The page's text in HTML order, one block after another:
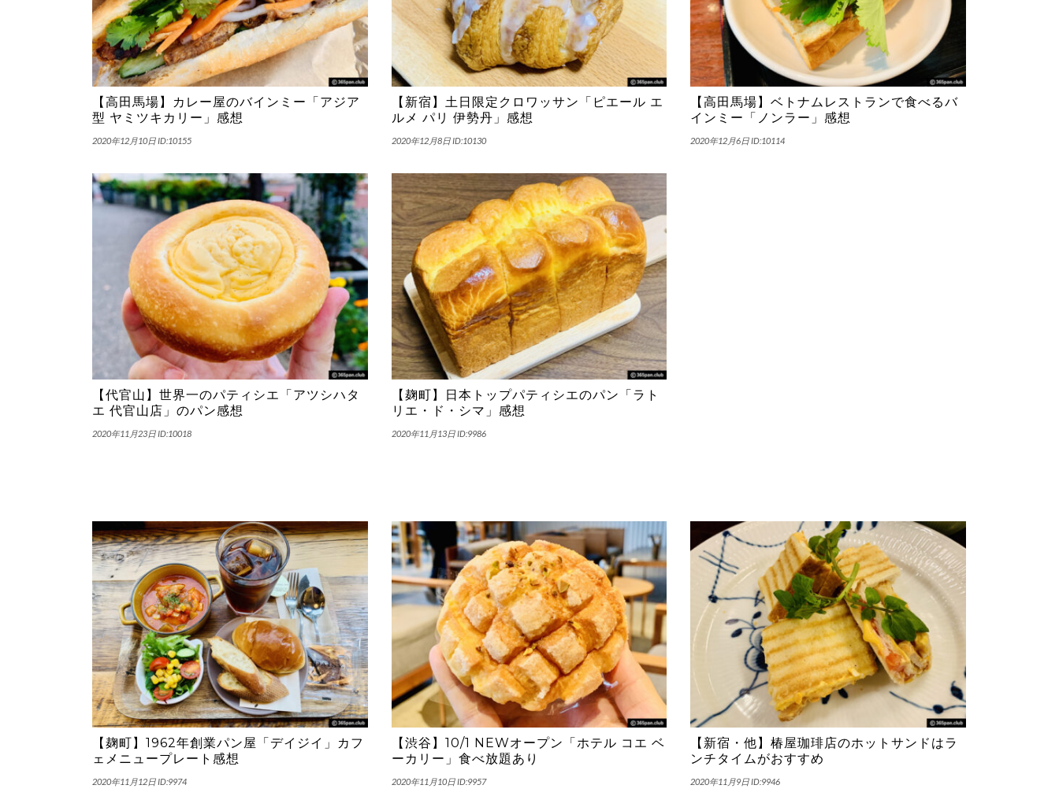
【高田馬場】カレー屋のバインミー「アジア
型 ヤミツキカリー」感想
2020年12月10日 ID:10155
【新宿】土日限定クロワッサン「ピエール エ
ルメ パリ 伊勢丹」感想
2020年12月8日 ID:10130
【高田馬場】ベトナムレストランで食べるバ
インミー「ノンラー」感想
2020年12月6日 ID:10114
【代官山】世界一のパティシエ「アツシハタ
エ 代官山店」のパン感想
2020年11月23日 ID:10018
【麹町】日本トップパティシエのパン「ラト
リエ・ド・シマ」感想
2020年11月13日 ID:9986
【麹町】1962年創業パン屋「デイジイ」カフ
ェメニュープレート感想
2020年11月12日 ID:9974
【渋谷】10/1 NEWオープン「ホテル コエ ベ
ーカリー」食べ放題あり
2020年11月10日 ID:9957
【新宿・他】椿屋珈琲店のホットサンドはラ
ンチタイムがおすすめ
2020年11月9日 ID:9946